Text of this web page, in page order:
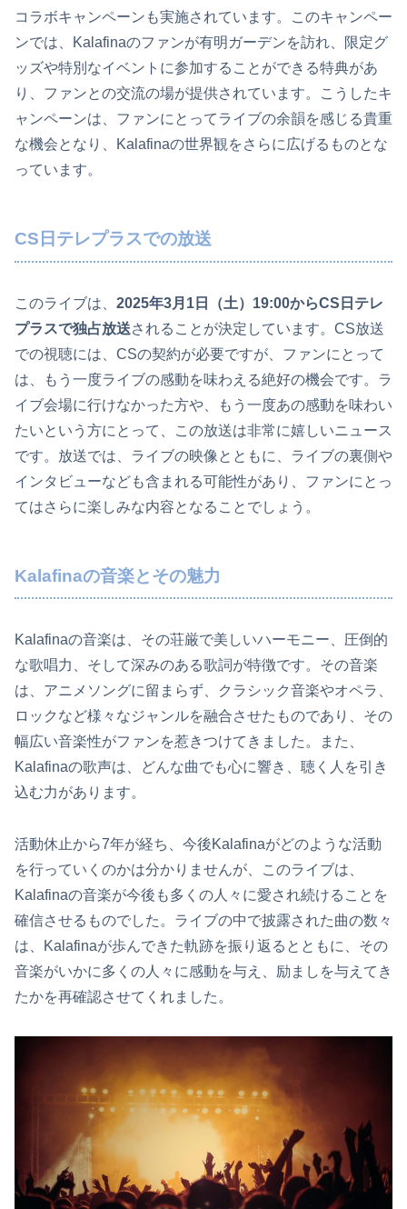
コラボキャンペーンも実施されています。このキャンペー
ンでは、Kalafinaのファンが有明ガーデンを訪れ、限定グ
ッズや特別なイベントに参加することができる特典があ
り、ファンとの交流の場が提供されています。こうしたキ
ャンペーンは、ファンにとってライブの余韻を感じる貴重
な機会となり、Kalafinaの世界観をさらに広げるものとな
っています。
CS日テレプラスでの放送
このライブは、 2025年3月1日（土）19:00からCS日テレ
プラスで独占放送されることが決定しています。CS放送
での視聴には、CSの契約が必要ですが、ファンにとって
は、もう一度ライブの感動を味わえる絶好の機会です。ラ
イブ会場に行けなかった方や、もう一度あの感動を味わい
たいという方にとって、この放送は非常に嬉しいニュース
です。放送では、ライブの映像とともに、ライブの裏側や
インタビューなども含まれる可能性があり、ファンにとっ
てはさらに楽しみな内容となることでしょう。
Kalafinaの音楽とその魅力
Kalafinaの音楽は、その荘厳で美しいハーモニー、圧倒的
な歌唱力、そして深みのある歌詞が特徴です。その音楽
は、アニメソングに留まらず、クラシック音楽やオペラ、
ロックなど様々なジャンルを融合させたものであり、その
幅広い音楽性がファンを惹きつけてきました。また、
Kalafinaの歌声は、どんな曲でも心に響き、聴く人を引き
込む力があります。
活動休止から7年が経ち、今後Kalafinaがどのような活動
を行っていくのかは分かりませんが、このライブは、
Kalafinaの音楽が今後も多くの人々に愛され続けることを
確信させるものでした。ライブの中で披露された曲の数々
は、Kalafinaが歩んできた軌跡を振り返るとともに、その
音楽がいかに多くの人々に感動を与え、励ましを与えてき
たかを再確認させてくれました。